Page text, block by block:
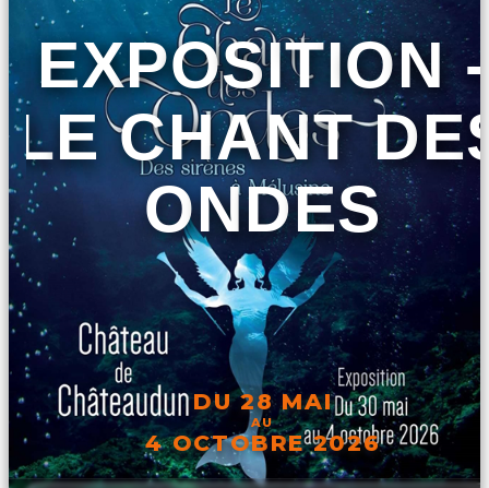
EXPOSITION -
LE CHANT
ONDES
DU 28 MAI
AU
4 OCTOBRE 2026